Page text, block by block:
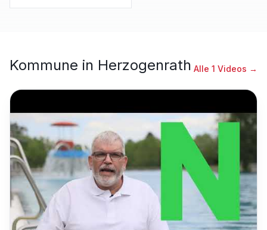
Kommune in Herzogenrath Alle 1 Videos →